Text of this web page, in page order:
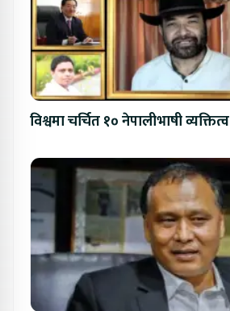
विश्वमा चर्चित १० नेपालीभाषी व्यक्तित्व